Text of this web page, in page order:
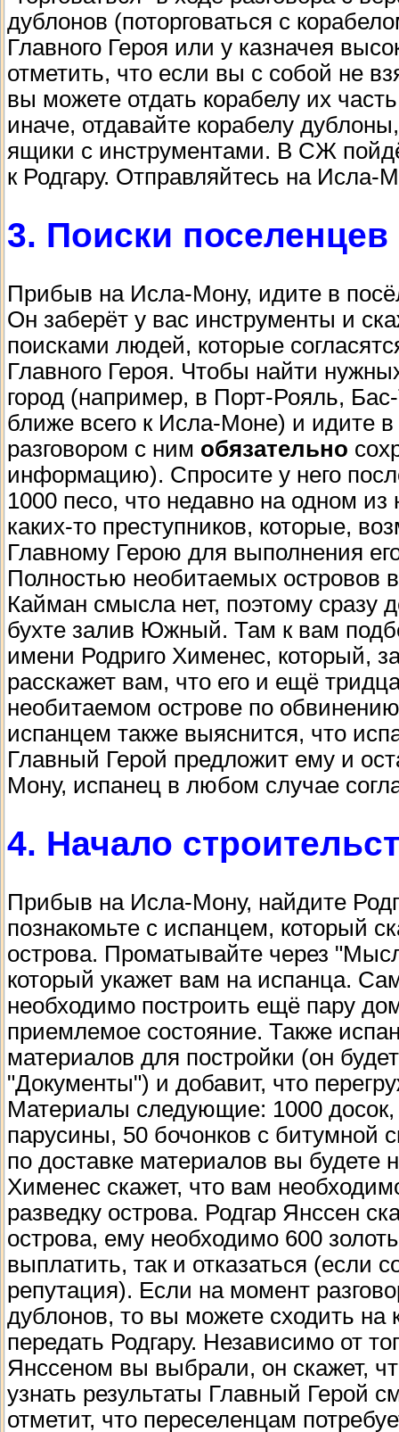
дублонов (поторговаться с
Главного Героя или у казначея
отметить, что если вы с собой не
вы можете отдать корабелу их
иначе, отдавайте корабелу
ящики с инструментами. В СЖ
к Родгару. Отправляйтесь на Исла-
3. Поиски поселенцев
Прибыв на Исла-Мону, идите в
Он заберёт у вас инструменты и
поисками людей, которые
Главного Героя. Чтобы найти
город (например, в Порт-Рояль,
ближе всего к Исла-Моне) и идите в
разговором с ним обязательно
информацию). Спросите у него
1000 песо, что недавно на одном
каких-то преступников, которые,
Главному Герою для выполнения
Полностью необитаемых островов
Кайман смысла нет, поэтому сразу
бухте залив Южный. Там к вам
имени Родриго Хименес, который,
расскажет вам, что его и ещё
необитаемом острове по
испанцем также выяснится, что
Главный Герой предложит ему и
Мону, испанец в любом случае
4. Начало
Прибыв на Исла-Мону, найдите
познакомьте с испанцем, который
острова. Проматывайте через
который укажет вам на испанца.
необходимо построить ещё пару
приемлемое состояние. Также
материалов для постройки (он
"Документы") и добавит, что
Материалы следующие: 1000 досок,
парусины, 50 бочонков с битумной
по доставке материалов вы будете
Хименес скажет, что вам
разведку острова. Родгар Янссен
острова, ему необходимо 600
выплатить, так и отказаться (если
репутация). Если на момент
дублонов, то вы можете сходить на
передать Родгару. Независимо от
Янссеном вы выбрали, он скажет,
узнать результаты Главный Герой
отметит, что переселенцам